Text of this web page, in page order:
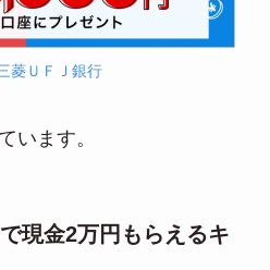
菱ＵＦＪ銀行
います。
現金2万円もらえるキ